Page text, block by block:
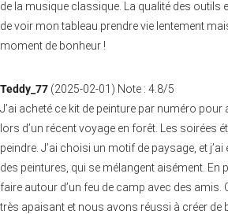
de la musique classique. La qualité des outils
de voir mon tableau prendre vie lentement
moment de bonheur !
Teddy_77 (2025-02-01 ) Note : 4.8/5
J’ai acheté ce kit de peinture par numéro
lors d’un récent voyage en forêt. Les soirées
peindre. J’ai choisi un motif de paysage, et
des peintures, qui se mélangent aisément. En
faire autour d’un feu de camp avec des amis.
très apaisant et nous avons réussi à créer de